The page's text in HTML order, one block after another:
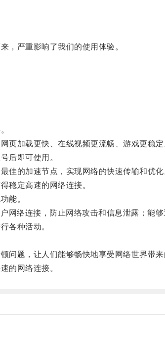
严重影响了我们的使用体验。
加载更快、在线视频更流畅、游戏更稳定
后即可使用。
的加速节点，实现网络的快速传输和优化
定高速的网络连接。
能。
络连接，防止网络攻击和信息泄露；能够
各种活动。
题，让人们能够畅快地享受网络世界带来
的网络连接。